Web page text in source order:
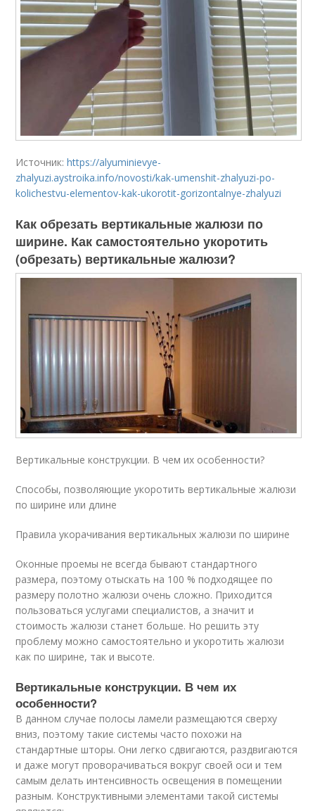
Источник:https://alyuminievye-
zhalyuzi.aystroika.info/novosti/kak-umenshit-zhalyuzi-po-
kolichestvu-elementov-kak-ukorotit-gorizontalnye-zhalyuzi
Как обрезать вертикальные жалюзи по
ширине. Как самостоятельно укоротить
(обрезать) вертикальные жалюзи?
Вертикальные конструкции. В чем их особенности?
Способы, позволяющие укоротить вертикальные жалюзи
по ширине или длине
Правила укорачивания вертикальных жалюзи по ширине
Оконные проемы не всегда бывают стандартного
размера, поэтому отыскать на 100 % подходящее по
размеру полотно жалюзи очень сложно. Приходится
пользоваться услугами специалистов, а значит и
стоимость жалюзи станет больше. Но решить эту
проблему можно самостоятельно и укоротить жалюзи
как по ширине, так и высоте.
Вертикальные конструкции. В чем их
особенности?
В данном случае полосы ламели размещаются сверху
вниз, поэтому такие системы часто похожи на
стандартные шторы. Они легко сдвигаются, раздвигаются
и даже могут проворачиваться вокруг своей оси и тем
самым делать интенсивность освещения в помещении
разным. Конструктивными элементами такой системы